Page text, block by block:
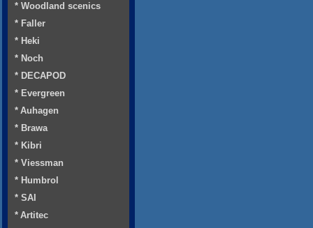
* Woodland scenics
* Faller
* Heki
* Noch
* DECAPOD
* Evergreen
* Auhagen
* Brawa
* Kibri
* Viessman
* Humbrol
* SAI
* Artitec